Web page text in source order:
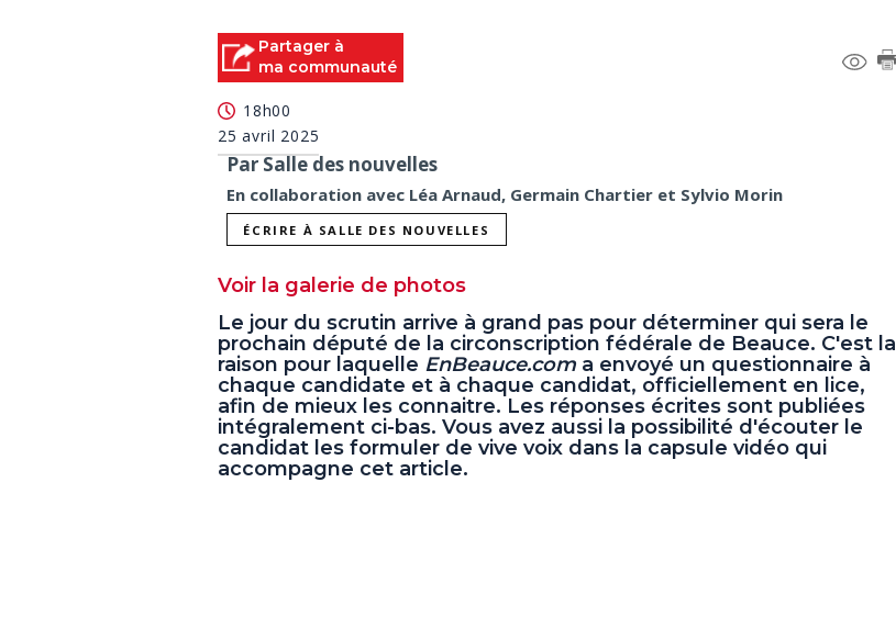
Partager à
ma communauté
18h00
25 avril 2025
Par Salle des nouvelles
En collaboration avec Léa Arnaud, Germain Chartier et Sylvio Morin
ÉCRIRE À SALLE DES NOUVELLES
Voir la galerie de photos
Le jour du scrutin arrive à grand pas pour déterminer qui sera le
prochain député de la circonscription fédérale de Beauce. C'est la
raison pour laquelle EnBeauce.com a envoyé un questionnaire à
chaque candidate et à chaque candidat, officiellement en lice,
afin de mieux les connaitre. Les réponses écrites sont publiées
intégralement ci-bas. Vous avez aussi la possibilité d'écouter le
candidat les formuler de vive voix dans la capsule vidéo qui
accompagne cet article.